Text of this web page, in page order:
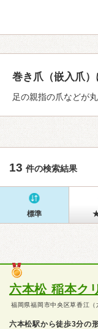
巻き爪（嵌入爪）
足の親指の爪などが
13 件の検索結果
標準
六本松 稲本ク
福岡県福岡市中央区草香江（
六本松駅から徒歩3分の